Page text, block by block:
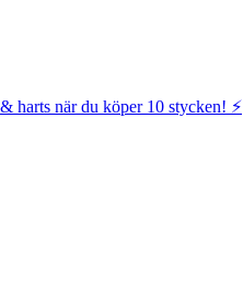
harts när du köper 10 stycken! ⚡️